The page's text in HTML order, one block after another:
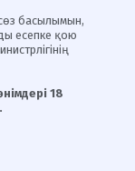
басылымын,
есепке қою
18